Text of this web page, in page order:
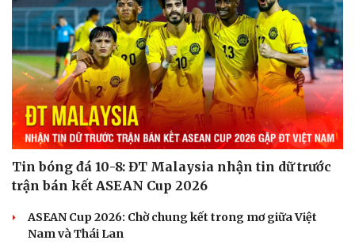
Tin bóng đá 10-8: ĐT Malaysia nhận tin dữ trước
trận bán kết ASEAN Cup 2026
ASEAN Cup 2026: Chờ chung kết trong mơ giữa Việt
Nam và Thái Lan